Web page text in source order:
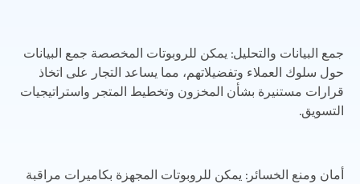
جمع البيانات والتحليل: يمكن للروبوتات المخصصة جمع البيانات
حول سلوك العملاء وتفضيلاتهم، مما يساعد التجار على اتخاذ
قرارات مستنيرة بشأن المخزون وتخطيط المتجر واستراتيجيات
التسويق.
أمان ومنع الخسائر: يمكن للروبوتات المجهزة بكاميرات مراقبة